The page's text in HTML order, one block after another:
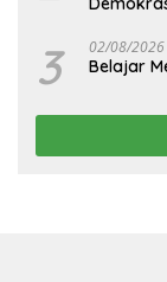
3 02/08/2026
Belajar